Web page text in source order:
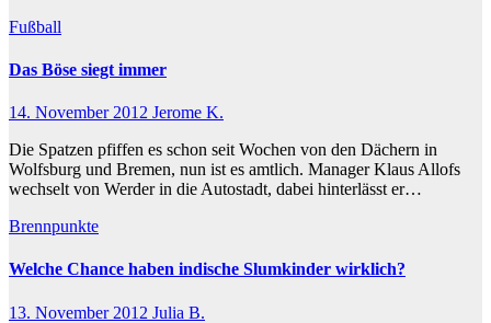
Fußball
Das Böse siegt immer
14. November 2012 Jerome K.
Die Spatzen pfiffen es schon seit Wochen von den Dächern in
Wolfsburg und Bremen, nun ist es amtlich. Manager Klaus Allofs
wechselt von Werder in die Autostadt, dabei hinterlässt er…
Brennpunkte
Welche Chance haben indische Slumkinder wirklich?
13. November 2012 Julia B.